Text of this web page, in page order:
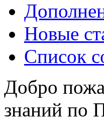
Новые
Список
Добро
знаний по